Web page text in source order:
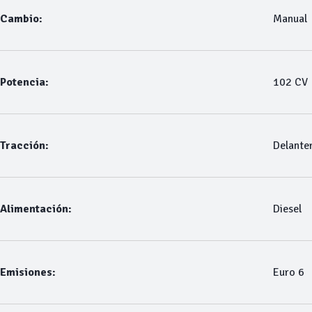
Cambio: Manual
Potencia: 102 CV
Tracción:
Alimentación: Diesel
Emisiones: Euro 6